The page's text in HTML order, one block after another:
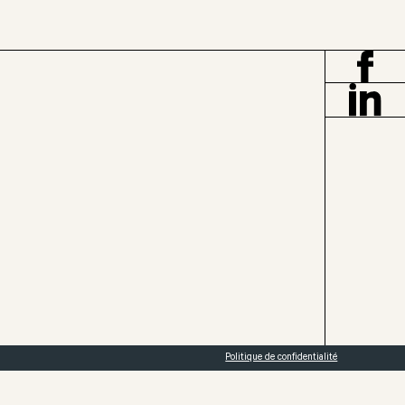
Politique de confidentialité